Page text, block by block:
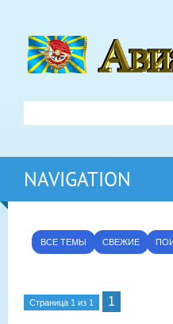
NAVIGATION
ВСЕ ТЕМЫ СВЕЖИЕ
Страница 1 из 1 1